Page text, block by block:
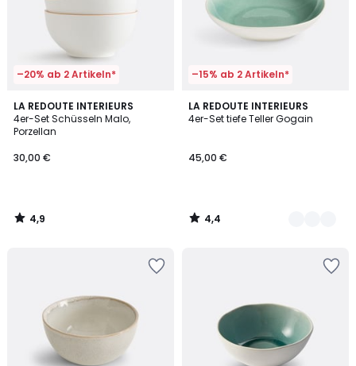
–20% ab 2 Artikeln*
LA REDOUTE INTERIEURS
4er-Set Schüsseln Malo,
Porzellan
€.
30,00 €
4,9
/ 5
4,9
/
–15% ab 2 Artikeln*
LA REDOUTE INTERIEURS
4er-Set tiefe Teller Gogain
45,00 €
4,4
/ 5
3
Farben
4,4
/